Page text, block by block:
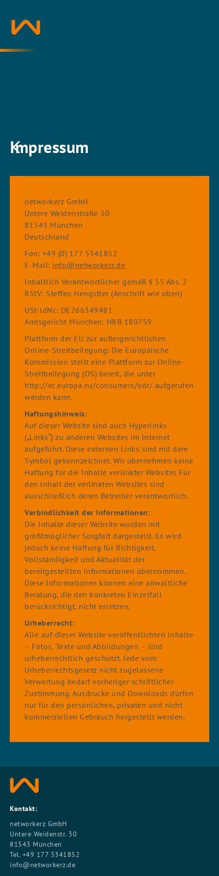
Impressum
networkerz GmbH
Untere Weidenstraße 30
81543 München
Deutschland
Fon: +49 (0) 177 5341852
E-Mail: info@networkerz.de
Inhaltlich Verantwortlicher gemäß § 55 Abs. 2
RStV: Steffen Hengstler (Anschrift wie oben)
USt-IdNr.: DE266349481
Amtsgericht München: HRB 180759
Plattform der EU zur außergerichtlichen
Online-Streitbeilegung: Die Europäische
Kommission stellt eine Plattform zur Online-
Streitbeilegung (OS) bereit, die unter
http://ec.europa.eu/consumers/odr/ aufgerufen
werden kann.
Haftungshinweis:
Auf dieser Website sind auch Hyperlinks
(„Links“) zu anderen Websites im Internet
aufgeführt. Diese externen Links sind mit dem
Symbol gekennzeichnet. Wir übernehmen keine
Haftung für die Inhalte verlinkter Websites Für
den Inhalt der verlinkten Websites sind
ausschließlich deren Betreiber verantwortlich.
Verbindlichkeit der Informationen:
Die Inhalte dieser Website wurden mit
größtmöglicher Sorgfalt dargestellt. Es wird
jedoch keine Haftung für Richtigkeit,
Vollständigkeit und Aktualität der
bereitgestellten Informationen übernommen.
Diese Informationen können eine anwaltliche
Beratung, die den konkreten Einzelfall
berücksichtigt, nicht ersetzen.
Urheberrecht:
Alle auf dieser Website veröffentlichten Inhalte
– Fotos, Texte und Abbildungen – sind
urheberrechtlich geschützt. Jede vom
Urheberrechtsgesetz nicht zugelassene
Verwertung bedarf vorheriger schriftlicher
Zustimmung. Ausdrucke und Downloads dürfen
nur für den persönlichen, privaten und nicht
kommerziellen Gebrauch hergestellt werden.
Kontakt:
networkerz GmbH
Untere Weidenstr. 30
81543 München
Tel. +49 177 5341852
info@networkerz.de